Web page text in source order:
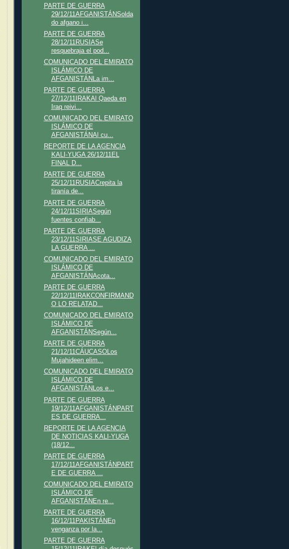
PARTE DE GUERRA
29/12/11AFGANISTÁNSolda
do afgano i...
PARTE DE GUERRA
28/12/11RUSIASe
resquebraja el pod...
COMUNICADO DEL EMIRATO
ISLÁMICO DE
AFGANISTÁNLa im...
PARTE DE GUERRA
27/12/11IRAKAl Qaeda en
Iraq reivi...
COMUNICADO DEL EMIRATO
ISLÁMICO DE
AFGANISTÁNAl cu...
REPORTE DE LA AGENCIA
KALI-YUGA 26/12/11EL
FINAL D...
PARTE DE GUERRA
25/12/11RUSIACrepita la
tiranía de...
PARTE DE GUERRA
24/12/11SIRIASegún
fuentes confiab...
PARTE DE GUERRA
23/12/11SIRIASE AGUDIZA
LA GUERRA ...
COMUNICADO DEL EMIRATO
ISLÁMICO DE
AFGANISTÁNAcota...
PARTE DE GUERRA
22/12/11IRAKCONFIRMAND
O LO RELATAD...
COMUNICADO DEL EMIRATO
ISLÁMICO DE
AFGANISTÁNSegún...
PARTE DE GUERRA
21/12/11CÁUCASOLos
Mujahideen elim...
COMUNICADO DEL EMIRATO
ISLÁMICO DE
AFGANISTÁNLos e...
PARTE DE GUERRA
19/12/11AFGANISTÁNPART
ES DE GUERRA...
REPORTE DE LA AGENCIA
DE NOTICIAS KALI-YUGA
(18/12...
PARTE DE GUERRA
17/12/11AFGANISTÁNPART
E DE GUERRA ...
COMUNICADO DEL EMIRATO
ISLÁMICO DE
AFGANISTÁNEn re...
PARTE DE GUERRA
16/12/11PAKISTÁNEn
venganza por la...
PARTE DE GUERRA